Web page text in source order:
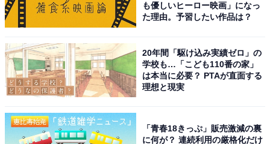
アンケートの回答では「綺麗な顔だから」（40代女性／
神奈川県）、「容姿端麗、S気質な態度の振る舞いが自
然とできそう」（40代女性／大阪府）、「色気と知性的
な美しさがあるから」（40代女性／栃木県 ）などの意
見が上がりました。
も優しいヒーロー映画」になっ
た理由。予習したい作品は？
20年間「駆け込み実績ゼロ」の
学校も…「こども110番の家」
は本当に必要？ PTAが直面する
理想と現実
「青春18きっぷ」販売激減の裏
に何が？ 連続利用の厳格化だけ